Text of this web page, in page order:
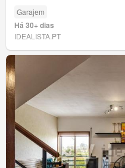
Garajem
Há 30+ dias
IDEALISTA.PT